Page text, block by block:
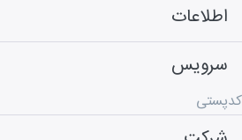
اطلاعات
سرویس
کدپستی